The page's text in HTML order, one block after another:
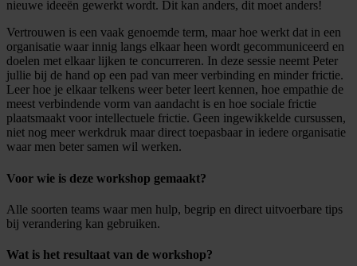
nieuwe ideeën gewerkt wordt. Dit kan anders, dit moet anders!
Vertrouwen is een vaak genoemde term, maar hoe werkt dat in een
organisatie waar innig langs elkaar heen wordt gecommuniceerd en
doelen met elkaar lijken te concurreren. In deze sessie neemt Peter
jullie bij de hand op een pad van meer verbinding en minder frictie.
Leer hoe je elkaar telkens weer beter leert kennen, hoe empathie de
meest verbindende vorm van aandacht is en hoe sociale frictie
plaatsmaakt voor intellectuele frictie. Geen ingewikkelde cursussen,
niet nog meer werkdruk maar direct toepasbaar in iedere organisatie
waar men beter samen wil werken.
Voor wie is deze workshop gemaakt?
Alle soorten teams waar men hulp, begrip en direct uitvoerbare tips
bij verandering kan gebruiken.
Wat is het resultaat van de workshop?